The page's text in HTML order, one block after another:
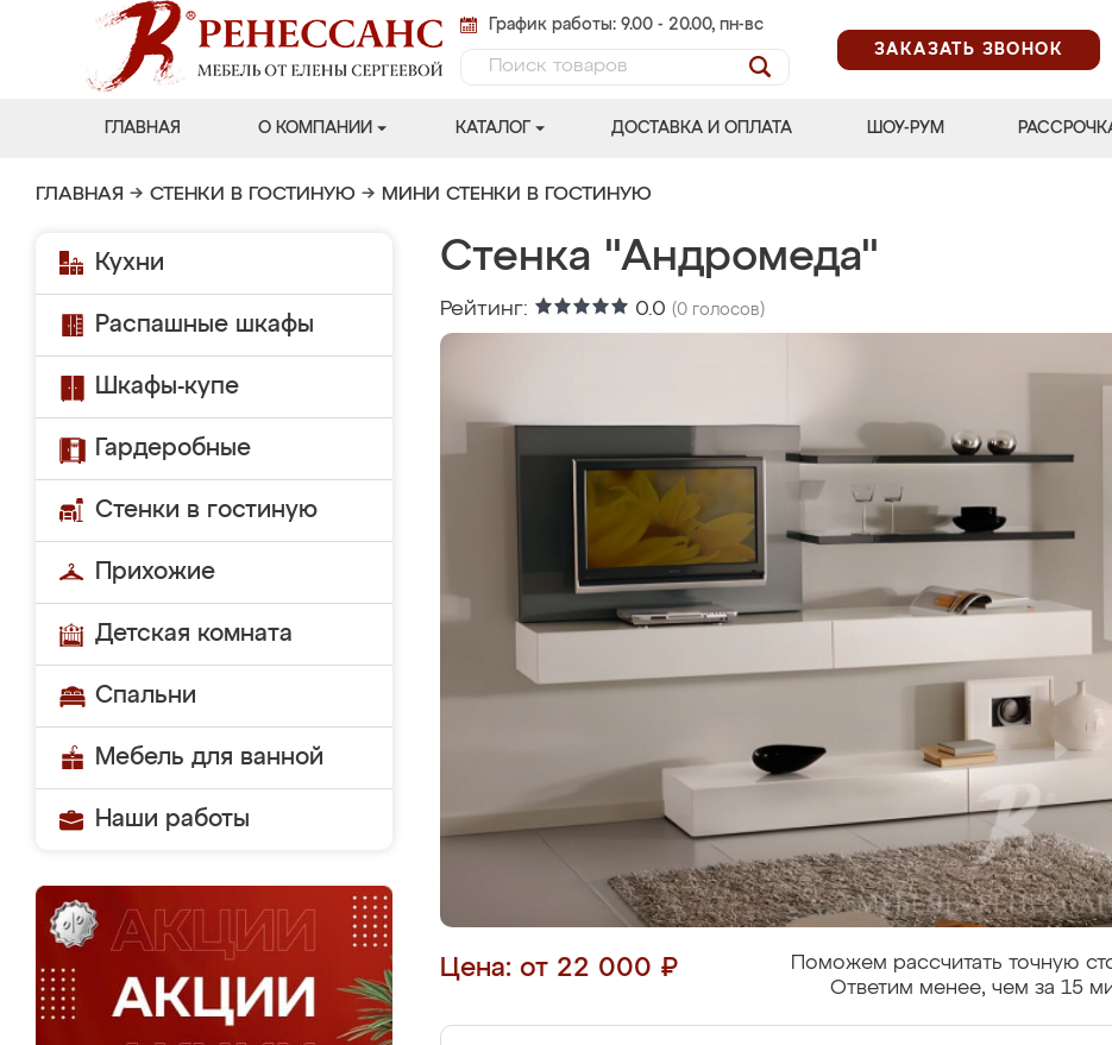
График работы: 9.00 - 20.00, пн-вс
ЗАКАЗАТЬ ЗВОНОК
ГЛАВНАЯ О КОМПАНИИ КАТАЛОГ ДОСТАВКА И ОПЛАТА ШОУ-РУМ
ГЛАВНАЯ → СТЕНКИ В ГОСТИНУЮ → МИНИ СТЕНКИ В ГОСТИНУЮ
Кухни
Распашные шкафы
Шкафы-купе
Гардеробные
Стенки в гостиную
Прихожие
Детская комната
Спальни
Мебель для ванной
Наши работы
Стенка "Андромеда"
Рейтинг: 0.0 (0 голосов)
Цена: от 22 000 ₽
Поможем рассчитать точную
Ответим менее, чем за 15